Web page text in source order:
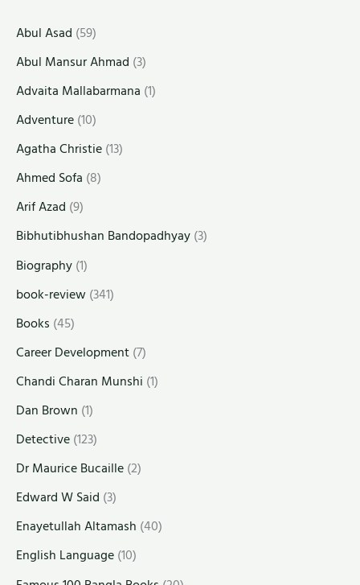
Abul Asad (59)
Abul Mansur Ahmad (3)
Advaita Mallabarmana (1)
Adventure(10)
Agatha Christie(13)
Ahmed Sofa (8)
Arif Azad (9)
Bibhutibhushan Bandopadhyay(3)
Biography(1)
book-review(341)
Books (45)
Career Development(7)
Chandi Charan Munshi (1)
Dan Brown (1)
Detective(123)
Dr Maurice Bucaille(2)
Edward W Said (3)
Enayetullah Altamash (40)
English Language(10)